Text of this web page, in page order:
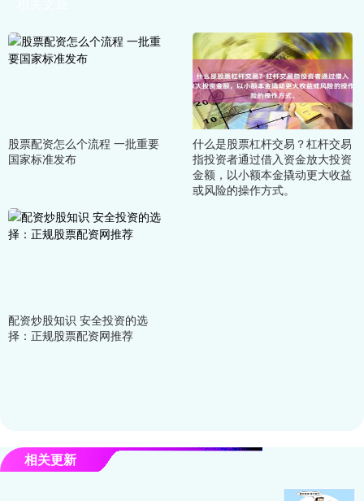
股票配资怎么个流程 一批重要
国家标准发布
什么是股票杠杆交易？杠杆交易
指投资者通过借入资金放大投资
金额，以小额本金撬动更大收益
或风险的操作方式。
配资炒股知识 安全投资的选
择：正规股票配资网推荐
相关更新